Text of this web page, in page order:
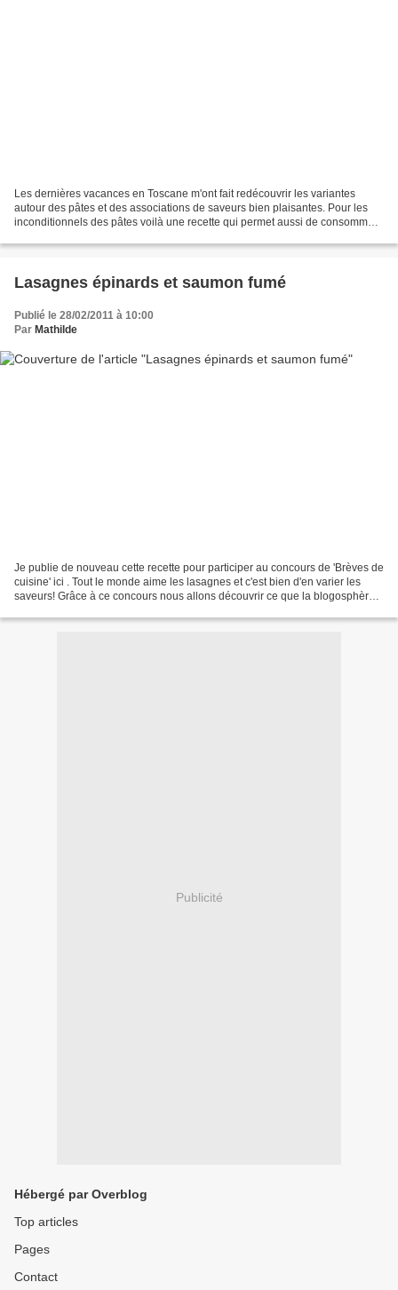
Les dernières vacances en Toscane m'ont fait redécouvrir les variantes
autour des pâtes et des associations de saveurs bien plaisantes. Pour les
inconditionnels des pâtes voilà une recette qui permet aussi de consommer
Lasagnes épinards et saumon fumé
Publié le 28/02/2011 à 10:00
Par Mathilde
Je publie de nouveau cette recette pour participer au concours de 'Brèves de
cuisine' ici . Tout le monde aime les lasagnes et c'est bien d'en varier les
saveurs! Grâce à ce concours nous allons découvrir ce que la blogosphère
Publicité
Hébergé par Overblog
Top articles
Pages
Contact